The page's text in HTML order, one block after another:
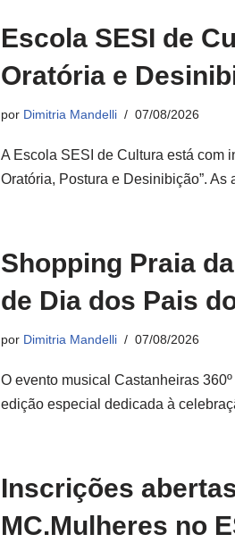
Escola SESI de
Oratória e
por Dimitria Mandelli 07/08/2026
A Escola SESI de Cultura está com
Oratória, Postura e Desinibição”.
Shopping Praia
de Dia dos Pais
por Dimitria Mandelli 07/08/2026
O evento musical Castanheiras
edição especial dedicada à
Inscrições
MC.Mulheres no